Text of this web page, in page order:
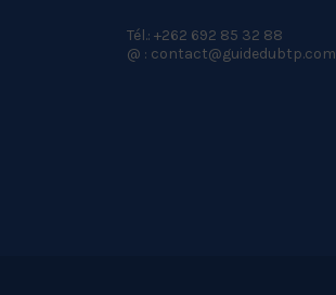
Tél.: +262 692 85 32 88
@ : contact@guidedubtp.com